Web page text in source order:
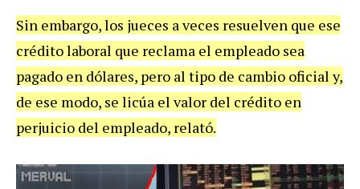
Sin embargo, los jueces a veces resuelven que ese
crédito laboral que reclama el empleado sea
pagado en dólares, pero al tipo de cambio oficial y,
de ese modo, se licúa el valor del crédito en
perjuicio del empleado, relató.